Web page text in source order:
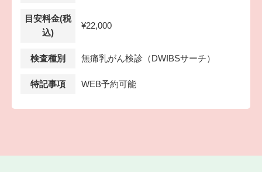
目安料金(税
込)
¥22,000
検査種別 無痛乳がん検診（DWIBSサーチ）
特記事項 WEB予約可能